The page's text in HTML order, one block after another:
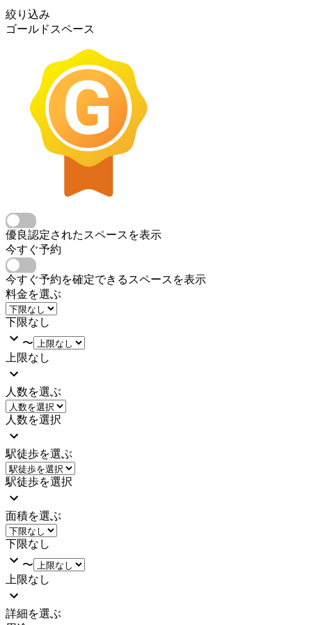
絞り込み
ゴールドスペース
優良認定されたスペースを表示
今すぐ予約
今すぐ予約を確定できるスペースを表示
料金を選ぶ
下限なし
〜
上限なし
人数を選ぶ
人数を選択
駅徒歩を選ぶ
駅徒歩を選択
面積を選ぶ
下限なし
〜
上限なし
詳細を選ぶ